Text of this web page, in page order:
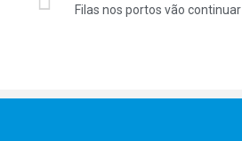
Filas nos portos vão continuar